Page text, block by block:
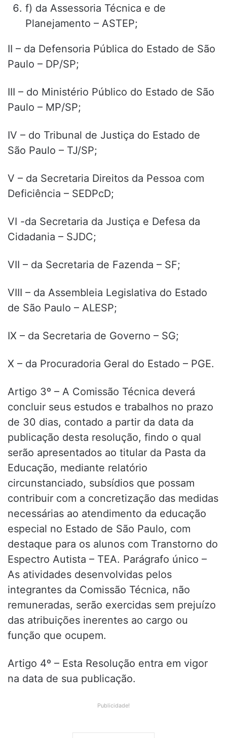
f) da Assessoria Técnica e de
Planejamento – ASTEP;
II – da Defensoria Pública do Estado de São
Paulo – DP/SP;
III – do Ministério Público do Estado de São
Paulo – MP/SP;
IV – do Tribunal de Justiça do Estado de
São Paulo – TJ/SP;
V – da Secretaria Direitos da Pessoa com
Deficiência – SEDPcD;
VI -da Secretaria da Justiça e Defesa da
Cidadania – SJDC;
VII – da Secretaria de Fazenda – SF;
VIII – da Assembleia Legislativa do Estado
de São Paulo – ALESP;
IX – da Secretaria de Governo – SG;
X – da Procuradoria Geral do Estado – PGE.
Artigo 3º – A Comissão Técnica deverá
concluir seus estudos e trabalhos no prazo
de 30 dias, contado a partir da data da
publicação desta resolução, findo o qual
serão apresentados ao titular da Pasta da
Educação, mediante relatório
circunstanciado, subsídios que possam
contribuir com a concretização das medidas
necessárias ao atendimento da educação
especial no Estado de São Paulo, com
destaque para os alunos com Transtorno do
Espectro Autista – TEA. Parágrafo único –
As atividades desenvolvidas pelos
integrantes da Comissão Técnica, não
remuneradas, serão exercidas sem prejuízo
das atribuições inerentes ao cargo ou
função que ocupem.
Artigo 4º – Esta Resolução entra em vigor
na data de sua publicação.
Publicidade!